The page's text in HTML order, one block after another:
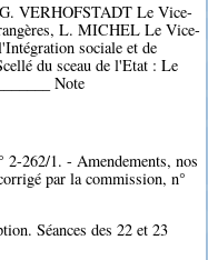
VERHOFSTADT Le Vice-
L. MICHEL Le Vice-
sociale et de
du sceau de l'Etat : Le
Note
2-262/1. - Amendements, nos
par la commission, n°
Séances des 22 et 23